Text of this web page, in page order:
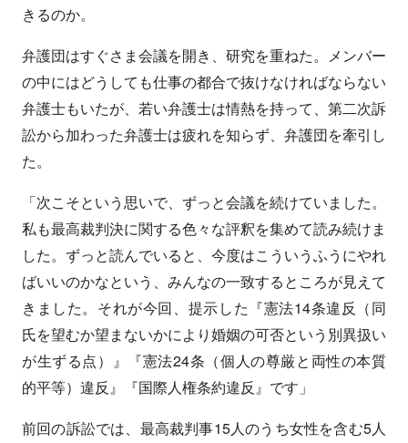
きるのか。
弁護団はすぐさま会議を開き、研究を重ねた。メンバー
の中にはどうしても仕事の都合で抜けなければならない
弁護士もいたが、若い弁護士は情熱を持って、第二次訴
訟から加わった弁護士は疲れを知らず、弁護団を牽引し
た。
「次こそという思いで、ずっと会議を続けていました。
私も最高裁判決に関する色々な評釈を集めて読み続けま
した。ずっと読んでいると、今度はこういうふうにやれ
ばいいのかなという、みんなの一致するところが見えて
きました。それが今回、提示した『憲法14条違反（同
氏を望むか望まないかにより婚姻の可否という別異扱い
が生ずる点）』『憲法24条（個人の尊厳と両性の本質
的平等）違反』『国際人権条約違反』です」
前回の訴訟では、最高裁判事15人のうち女性を含む5人